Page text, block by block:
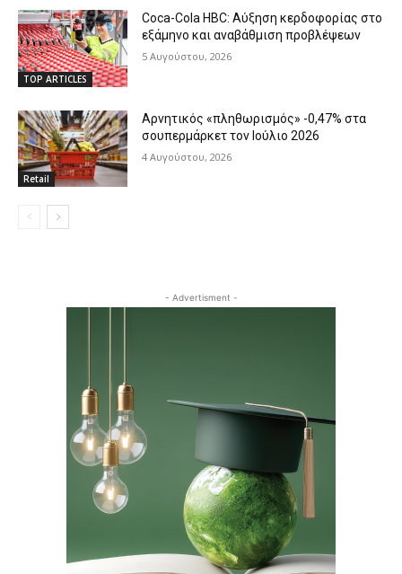
TOP ARTICLES
Coca-Cola HBC: Αύξηση κερδοφορίας στο
εξάμηνο και αναβάθμιση προβλέψεων
5 Αυγούστου, 2026
Retail
Αρνητικός «πληθωρισμός» -0,47% στα
σουπερμάρκετ τον Ιούλιο 2026
4 Αυγούστου, 2026
- Advertisment -